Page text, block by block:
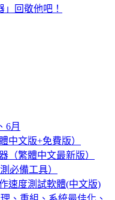
」回敬他吧！
6月
中文版+免費版）
（繁體中文最新版）
必備工具）
速度測試軟體(中文版)